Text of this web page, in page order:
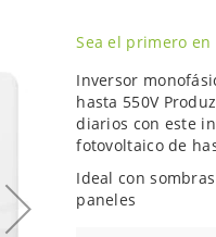
Sea el primero
Inversor
hasta 550V
diarios con este
fotovoltaico de
Ideal con
paneles